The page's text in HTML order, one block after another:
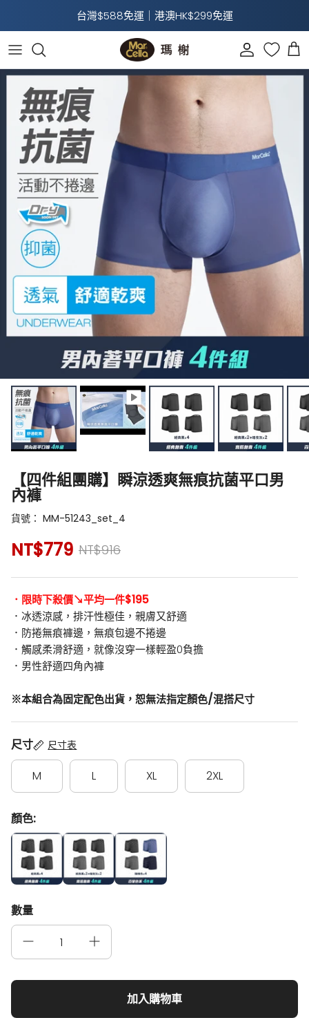
台灣$588免運｜港澳HK$299免運
帳戶 購
【四件組團購】瞬涼透爽無痕抗菌平口男
內褲
貨號： MM-51243_set_4
NT$779 NT$916
．限時下殺價↘平均一件$195
．冰透涼感，排汗性極佳，親膚又舒適
．防捲無痕褲邊，無痕包邊不捲邊
．觸感柔滑舒適，就像沒穿一樣輕盈0負擔
．男性舒適四角內褲
※本組合為固定配色出貨，恕無法指定顏色/混搭尺寸
尺寸 尺寸表
M L XL 2XL
顏色:
數量
加入購物車